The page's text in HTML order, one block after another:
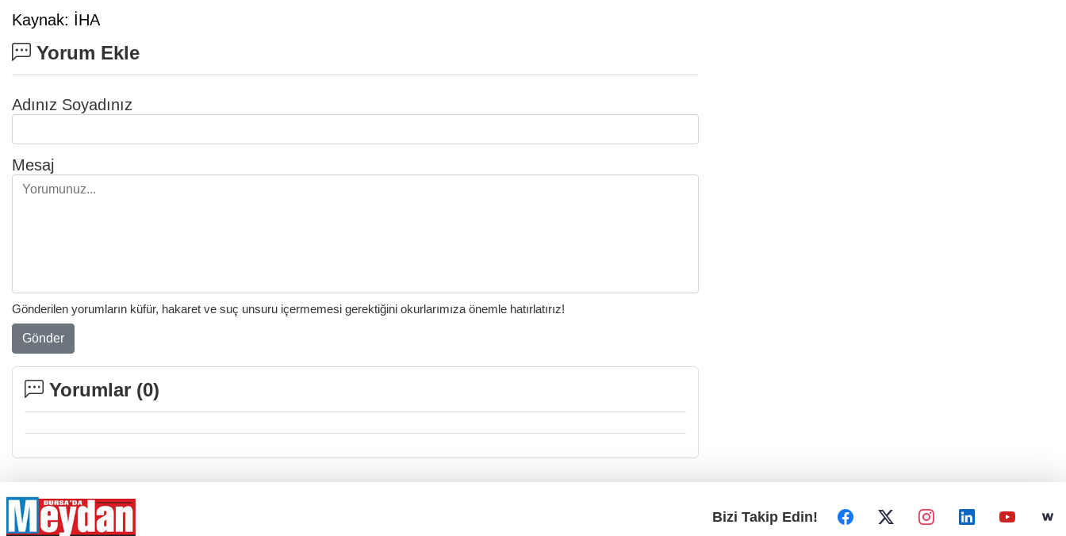
Kaynak: İHA
Yorum Ekle
Adınız Soyadınız
Mesaj
Gönderilen yorumların küfür, hakaret ve suç unsuru içermemesi gerektiğini okurlarımıza önemle hatırlatırız!
Gönder
Yorumlar (0)
Bizi Takip Edin!